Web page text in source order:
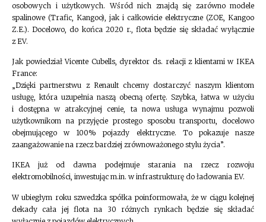
osobowych i użytkowych. Wśród nich znajdą się zarówno modele
spalinowe (Trafic, Kangoo), jak i całkowicie elektryczne (ZOE, Kangoo
Z.E.). Docelowo, do końca 2020 r., flota będzie się składać wyłącznie
z EV.
Jak powiedział Vicente Cubells, dyrektor ds. relacji z klientami w IKEA
France:
„Dzięki partnerstwu z Renault chcemy dostarczyć naszym klientom
usługę, która uzupełnia naszą obecną ofertę. Szybka, łatwa w użyciu
i dostępna w atrakcyjnej cenie, ta nowa usługa wynajmu pozwoli
użytkownikom na przyjęcie prostego sposobu transportu, docelowo
obejmującego w 100% pojazdy elektryczne. To pokazuje nasze
zaangażowanie na rzecz bardziej zrównoważonego stylu życia”.
IKEA już od dawna podejmuje starania na rzecz rozwoju
elektromobilności, inwestując m.in. w infrastrukturę do ładowania EV.
W ubiegłym roku szwedzka spółka poinformowała, że w ciągu kolejnej
dekady cała jej flota na 30 różnych rynkach będzie się składać